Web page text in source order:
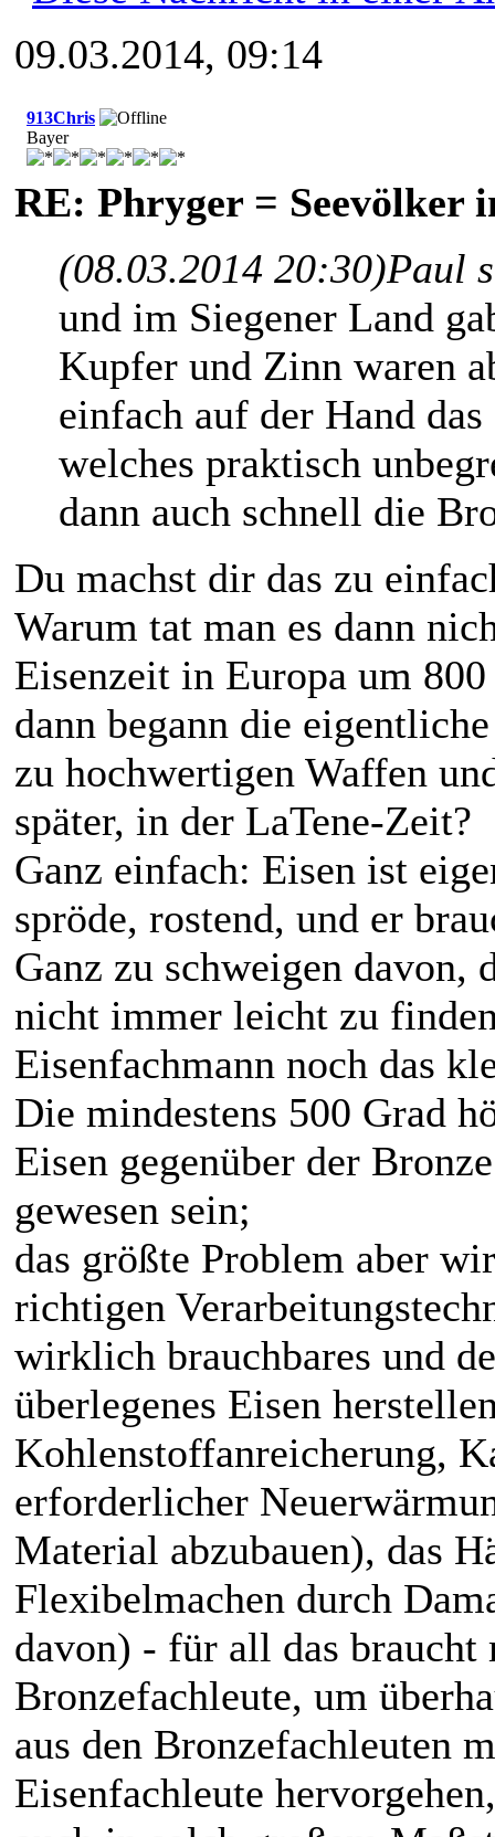
09.03.2014, 09:14
913Chris
Bayer
RE: Phryger = Seevölker
(08.03.2014 20:30)Paul
und im Siegener Land
Kupfer und Zinn waren
einfach auf der Hand
welches praktisch
dann auch schnell die
Du machst dir das zu
Warum tat man es dann
Eisenzeit in Europa um
dann begann die
zu hochwertigen Waffen
später, in der LaTene-Zeit?
Ganz einfach: Eisen ist
spröde, rostend, und er
Ganz zu schweigen davon,
nicht immer leicht zu
Eisenfachmann noch das
Die mindestens 500 Grad
Eisen gegenüber der
gewesen sein;
das größte Problem aber
richtigen
wirklich brauchbares und
überlegenes Eisen
Kohlenstoffanreicherung,
erforderlicher
Material abzubauen), das
Flexibelmachen durch
davon) - für all das braucht
Bronzefachleute, um
aus den Bronzefachleuten
Eisenfachleute